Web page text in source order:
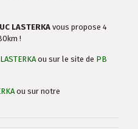
LASTERKA vous propose 4
!
ou sur le site de PB
ou sur notre